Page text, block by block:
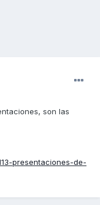
son las
presentaciones-de-